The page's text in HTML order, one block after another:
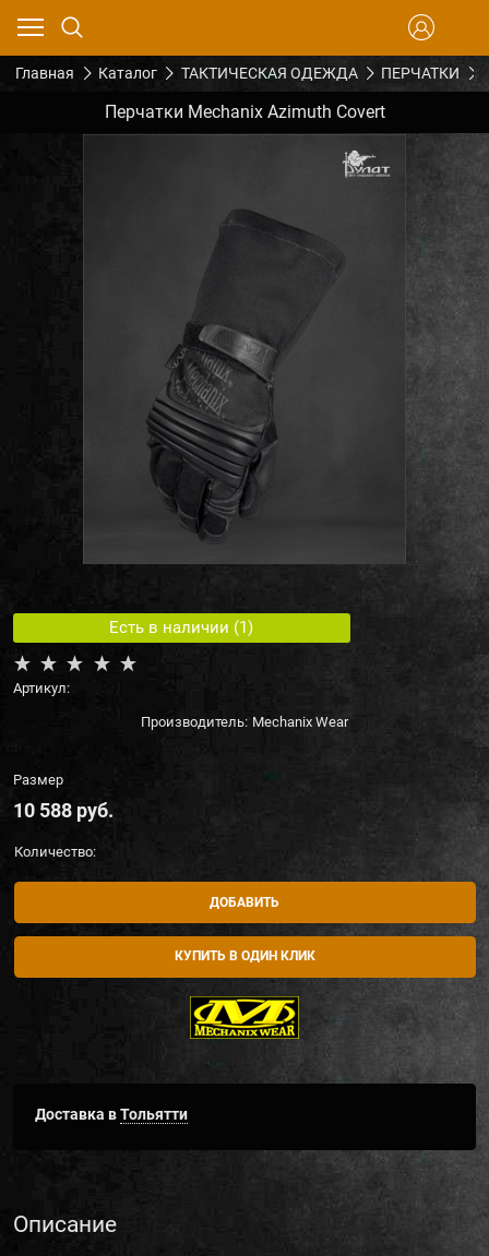
Главная Каталог ТАКТИЧЕСКАЯ ОДЕЖДА ПЕРЧАТКИ
Перчатки Mechanix Azimuth Covert
Есть в наличии (1)
Артикул:
Производитель: Mechanix Wear
Размер
10 588 руб.
Количество:
ДОБАВИТЬ
КУПИТЬ В ОДИН КЛИК
Доставка вТольятти
Описание